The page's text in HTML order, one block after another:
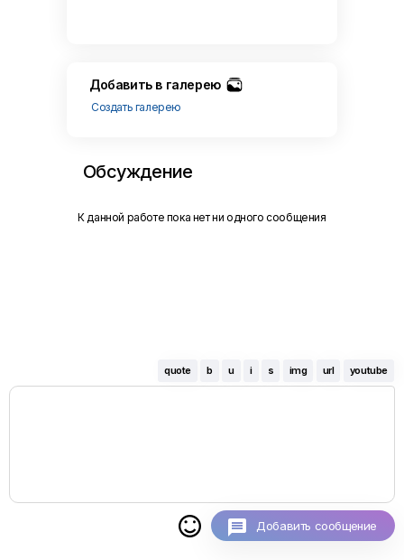
Добавить в галерею
Создать галерею
Обсуждение
К данной работе пока нет ни одного сообщения
quote b u i s img url youtube
 Добавить сообщение